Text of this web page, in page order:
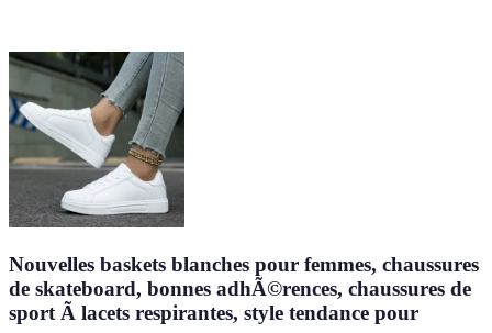
Nouvelles baskets blanches pour femmes, chaussures
de skateboard, bonnes adhÃ©rences, chaussures de
sport Ã lacets respirantes, style tendance pour